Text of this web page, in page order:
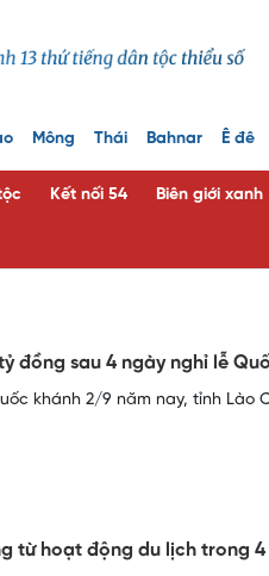
Mông Thái Bahnar Ê đê
Kết nối 54 Biên giới xanh
đồng sau 4 ngày nghỉ lễ
khánh 2/9 năm nay, tỉnh
từ hoạt động du lịch trong